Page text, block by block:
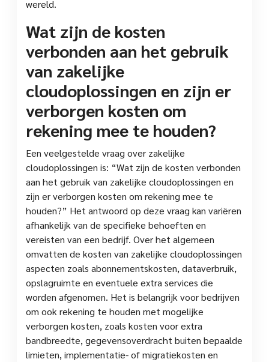
wereld.
Wat zijn de kosten
verbonden aan het gebruik
van zakelijke
cloudoplossingen en zijn er
verborgen kosten om
rekening mee te houden?
Een veelgestelde vraag over zakelijke
cloudoplossingen is: “Wat zijn de kosten verbonden
aan het gebruik van zakelijke cloudoplossingen en
zijn er verborgen kosten om rekening mee te
houden?” Het antwoord op deze vraag kan variëren
afhankelijk van de specifieke behoeften en
vereisten van een bedrijf. Over het algemeen
omvatten de kosten van zakelijke cloudoplossingen
aspecten zoals abonnementskosten, dataverbruik,
opslagruimte en eventuele extra services die
worden afgenomen. Het is belangrijk voor bedrijven
om ook rekening te houden met mogelijke
verborgen kosten, zoals kosten voor extra
bandbreedte, gegevensoverdracht buiten bepaalde
limieten, implementatie- of migratiekosten en